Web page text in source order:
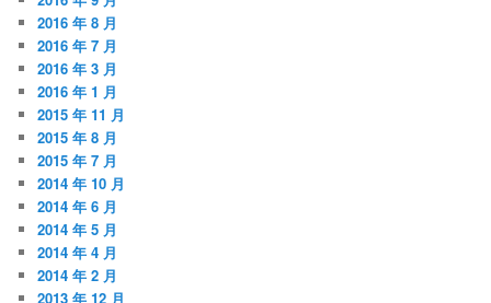
2016 年 8 月
2016 年 7 月
2016 年 3 月
2016 年 1 月
2015 年 11 月
2015 年 8 月
2015 年 7 月
2014 年 10 月
2014 年 6 月
2014 年 5 月
2014 年 4 月
2014 年 2 月
2013 年 12 月